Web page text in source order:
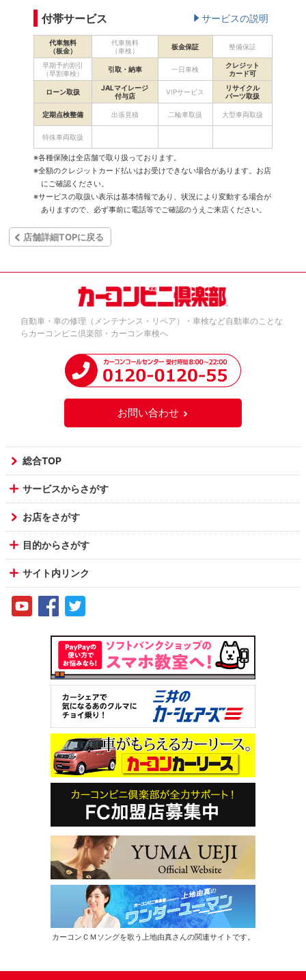
付帯サービス サービスの説明
代車無料
（板金）
代車無料
（車検）
板金保証 整備保証
早期予約割引
（早割車検）
引取・納車 一日車検
クレジット
カード可
ローン取扱
JALマイレージ
付与店
VIPサービス
リサイクル
パーツ取扱
定期点検整備 出張見積 二輪車取扱 大型車両取扱
特殊車両取扱
※各種保険は全店舗で取り扱っております。
※全額のクレジットカード払いはお受けできない場合があります。お店
にご確認ください。
※サービスの取扱い表示は基本情報であり、状況により変動する場合が
ありますので、必ず事前に電話等でご確認のうえご来店ください。
店舗詳細TOPに戻る
自動車・車の修理（メンテナンス・リペア）・車検など自動車のことな
らカーコンビニ倶楽部・カーコン車検へ
お問い合わせ
総合TOP
サービスからさがす
お店をさがす
目的からさがす
サイト内リンク
カーコンＣＭソングを歌う上地由真さんの関連サイトです。